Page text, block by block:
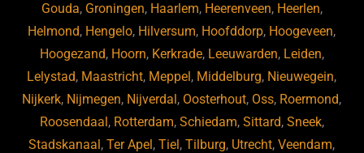
Gouda, Groningen, Haarlem, Heerenveen, Heerlen,
Helmond, Hengelo, Hilversum, Hoofddorp, Hoogeveen,
Hoogezand, Hoorn, Kerkrade, Leeuwarden, Leiden,
Lelystad, Maastricht, Meppel , Middelburg, Nieuwegein,
Nijkerk, Nijmegen, Nijverdal , Oosterhout, Oss, Roermond,
Roosendaal , Rotterdam, Schiedam, Sittard, Sneek,
Stadskanaal ,Ter Apel ,Tiel ,Tilburg, Utrecht,Veendam,